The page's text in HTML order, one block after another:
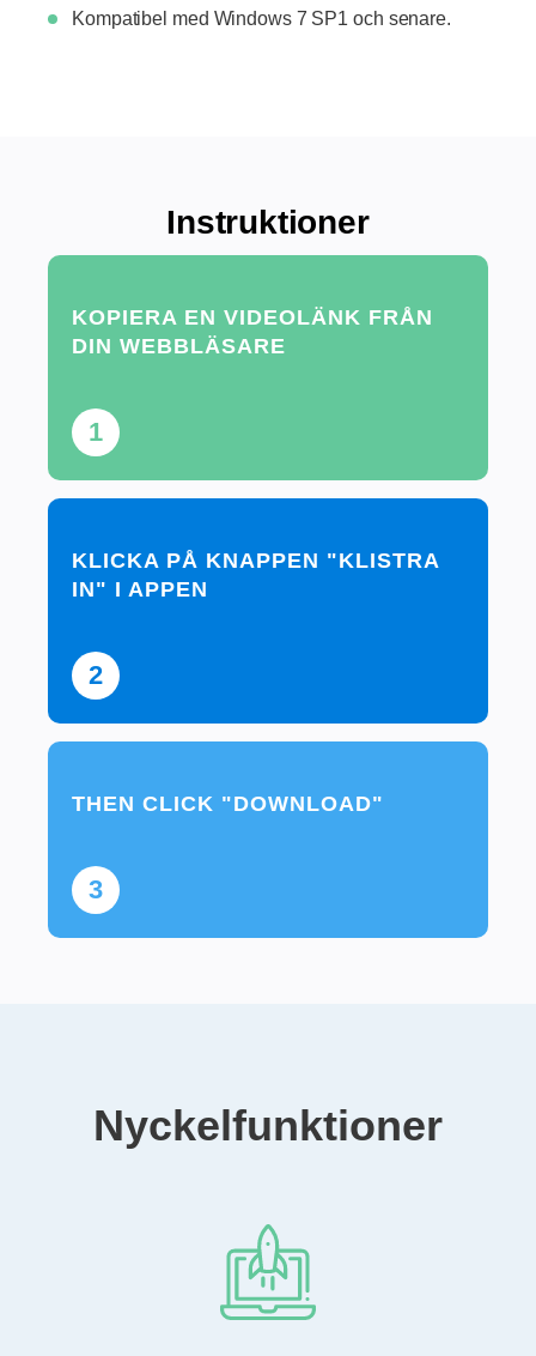
Kompatibel med Windows 7 SP1 och senare.
Instruktioner
1
KOPIERA EN VIDEOLÄNK FRÅN
DIN WEBBLÄSARE
2
KLICKA PÅ KNAPPEN "KLISTRA
IN" I APPEN
3
THEN CLICK "DOWNLOAD"
Nyckelfunktioner